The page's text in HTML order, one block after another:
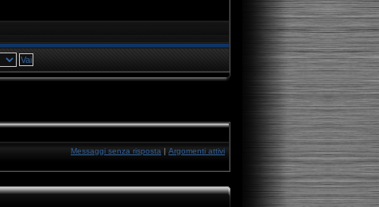
Messaggi senza risposta | Argomenti attivi